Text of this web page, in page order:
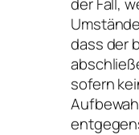
dass der
sofern